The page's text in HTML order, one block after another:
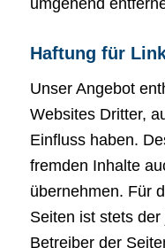
Haftung für
Unser Angebot
Websites Dritter,
Einfluss haben.
fremden Inhalte
übernehmen. Für
Seiten ist stets
Betreiber der